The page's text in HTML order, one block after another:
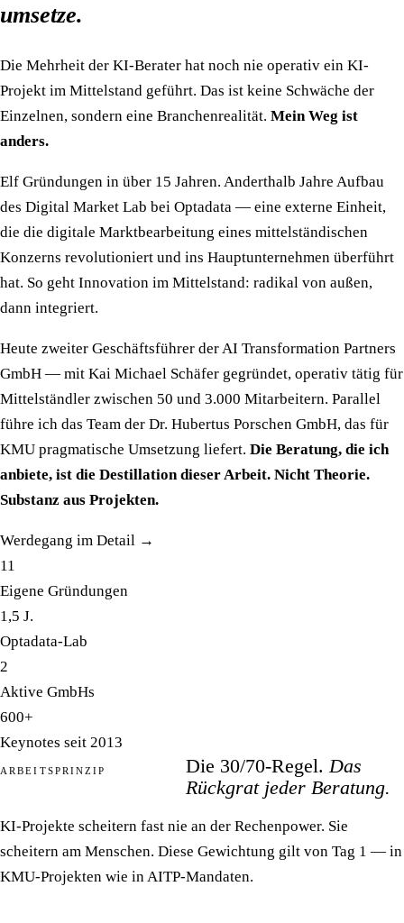
umsetze.
Die Mehrheit der KI-Berater hat noch nie operativ ein KI-
Projekt im Mittelstand geführt. Das ist keine Schwäche der
Einzelnen, sondern eine Branchenrealität. Mein Weg ist
anders.
Elf Gründungen in über 15 Jahren. Anderthalb Jahre Aufbau
des Digital Market Lab bei Optadata — eine externe Einheit,
die die digitale Marktbearbeitung eines mittelständischen
Konzerns revolutioniert und ins Hauptunternehmen überführt
hat. So geht Innovation im Mittelstand: radikal von außen,
dann integriert.
Heute zweiter Geschäftsführer der AI Transformation Partners
GmbH — mit Kai Michael Schäfer gegründet, operativ tätig für
Mittelständler zwischen 50 und 3.000 Mitarbeitern. Parallel
führe ich das Team der Dr. Hubertus Porschen GmbH, das für
KMU pragmatische Umsetzung liefert. Die Beratung, die ich
anbiete, ist die Destillation dieser Arbeit. Nicht Theorie.
Substanz aus Projekten.
Werdegang im Detail →
11
Eigene Gründungen
1,5 J.
Optadata-Lab
2
Aktive GmbHs
600+
Keynotes seit 2013
ARBEITSPRINZIP Die 30/70-Regel. Das
Rückgrat jeder Beratung.
KI-Projekte scheitern fast nie an der Rechenpower. Sie
scheitern am Menschen. Diese Gewichtung gilt von Tag 1 — in
KMU-Projekten wie in AITP-Mandaten.